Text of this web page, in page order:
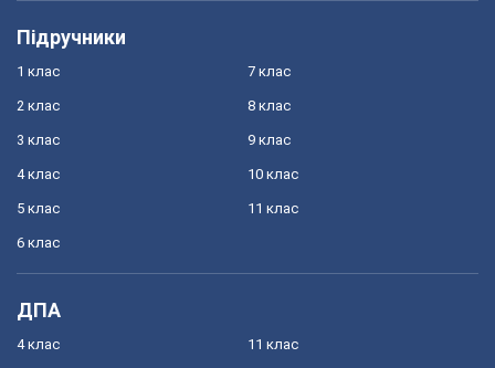
Підручники
1 клас
2 клас
3 клас
4 клас
5 клас
6 клас
7 клас
8 клас
9 клас
10 клас
11 клас
ДПА
4 клас 11 клас